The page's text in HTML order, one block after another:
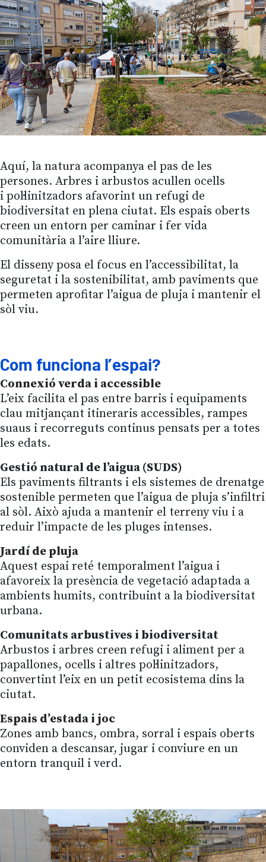
Aquí, la natura acompanya el pas de les
persones. Arbres i arbustos acullen ocells
i pol·linitzadors afavorint un refugi de
biodiversitat en plena ciutat. Els espais oberts
creen un entorn per caminar i fer vida
comunitària a l’aire lliure.
El disseny posa el focus en l’accessibilitat, la
seguretat i la sostenibilitat, amb paviments que
permeten aprofitar l’aigua de pluja i mantenir el
sòl viu.
Com funciona l’espai?
Connexió verda i accessible
L’eix facilita el pas entre barris i equipaments
clau mitjançant itineraris accessibles, rampes
suaus i recorreguts continus pensats per a totes
les edats.
Gestió natural de l’aigua (SUDS)
Els paviments filtrants i els sistemes de drenatge
sostenible permeten que l’aigua de pluja s’infiltri
al sòl. Això ajuda a mantenir el terreny viu i a
reduir l’impacte de les pluges intenses.
Jardí de pluja
Aquest espai reté temporalment l’aigua i
afavoreix la presència de vegetació adaptada a
ambients humits, contribuint a la biodiversitat
urbana.
Comunitats arbustives i biodiversitat
Arbustos i arbres creen refugi i aliment per a
papallones, ocells i altres pol·linitzadors,
convertint l’eix en un petit ecosistema dins la
ciutat.
Espais d’estada i joc
Zones amb bancs, ombra, sorral i espais oberts
conviden a descansar, jugar i conviure en un
entorn tranquil i verd.